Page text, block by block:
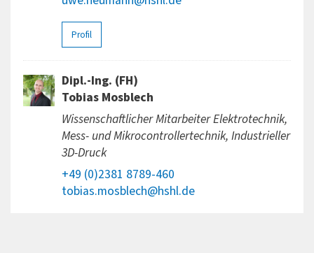
Profil
Dipl.-Ing. (FH)
Tobias Mosblech
Wissenschaftlicher Mitarbeiter Elektrotechnik,
Mess- und Mikrocontrollertechnik, Industrieller
3D-Druck
+49 (0)2381 8789-460
tobias.mosblech@hshl.de